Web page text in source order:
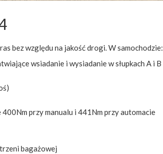
bez względu na jakość drogi. W samochodzie:
wsiadanie i wysiadanie w słupkach A i B
przy manualu i 441Nm przy automacie
bagażowej